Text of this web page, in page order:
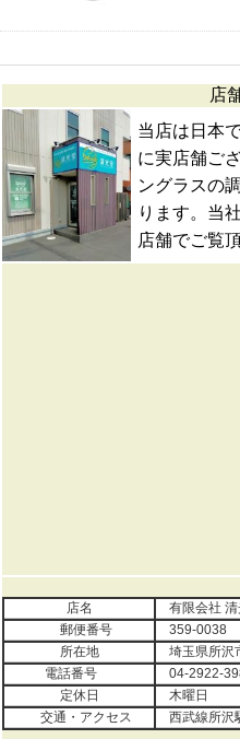
店
当店は日本
に実店舗ご
ングラスの
ります。当
店舗でご覧
店名
有限会社 清
郵便番号
359-0038
所在地
埼玉県所沢
電話番号
04-2922-
定休日
木曜日
交通・アクセス
西武線所沢